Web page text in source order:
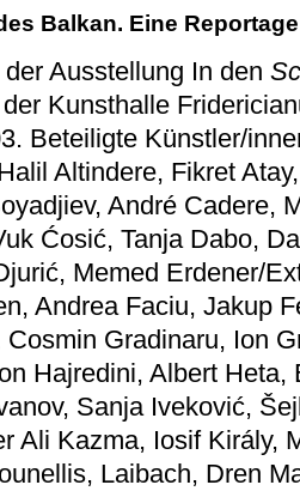
Balkan. Eine Reportage
Ausstellung In den
Kunsthalle
Beteiligte Künstler/
Altindere, Fikret
André Cadere,
Ćosić, Tanja Dabo,
Memed Erdener/
Andrea Faciu, Jakup
Gradinaru, Ion
Hajredini, Albert Heta,
Sanja Iveković,
Ali Kazma, Iosif Király,
Laibach, Dren